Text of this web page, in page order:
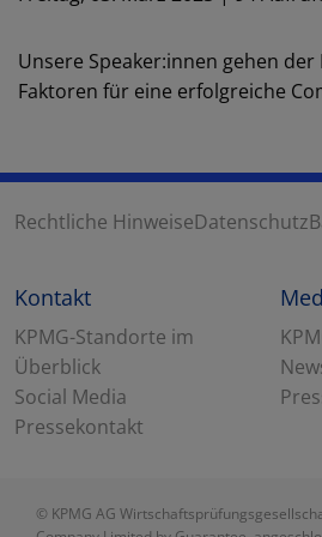
Unsere Speaker:innen gehen
Faktoren für eine erfolgreiche
Rechtliche HinweiseDatenschutz
Kontakt
KPMG-Standorte im
Überblick
Social Media
Pressekontakt
© KPMG AG